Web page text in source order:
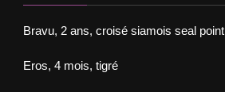
Bravu, 2 ans, croisé siamois seal point
Eros, 4 mois, tigré